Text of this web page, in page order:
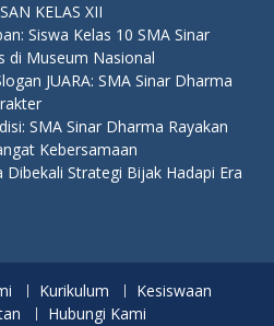
KELAS XII
Siswa Kelas 10 SMA Sinar
di Museum Nasional
JUARA: SMA Sinar Dharma
SMA Sinar Dharma Rayakan
Kebersamaan
Strategi Bijak Hadapi Era
Kurikulum
Kesiswaan
Hubungi Kami